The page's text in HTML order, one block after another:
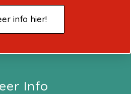
info hier!
Info